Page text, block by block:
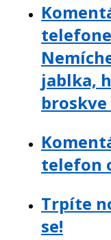
jablka,
telefon
Trpíte
se!